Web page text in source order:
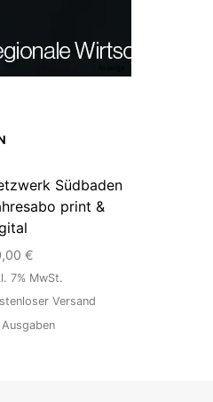
Südbaden
print &
€
7% MwSt.
Versand
Ausgaben